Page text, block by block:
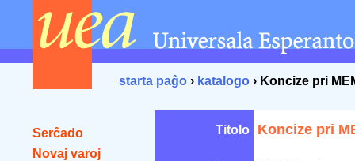
starta paĝo › katalogo › Koncize pri
Serĉado
Novaj varoj
Titolo Koncize pri